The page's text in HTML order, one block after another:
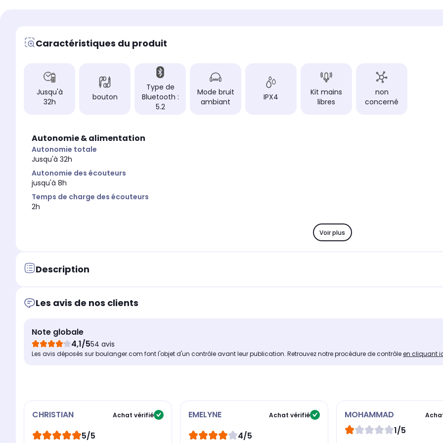
Autonomie totale
Jusqu'à 32h
Autonomie des écouteurs
jusqu'à 8h
Autonomie totale
jusqu'à 48h
Autonomie des écouteurs
jusqu'à 12h
Autonomie totale
Jusqu'à 32h
Autonomie des écouteurs
jusqu'à 8h
Caractéristiques du produit
Jusqu'à
32h
bouton
Type de
Bluetooth :
5.2
Mode bruit
ambiant
IPX4
Kit mains
libres
non
concerné
Autonomie & alimentation
Autonomie totale
Jusqu'à 32h
Autonomie des écouteurs
jusqu'à 8h
Temps de charge des écouteurs
2h
Voir plus
Description
Les avis de nos clients
Note globale
4,1/554 avis
Les avis déposés sur boulanger.com font l'objet d'un contrôle avant leur publication. Retrouvez notre procédure de contrôleen cliquant
CHRISTIAN Achat vérifié
5/5
EMELYNE Achat vérifié
4/5
MOHAMMAD
1/5